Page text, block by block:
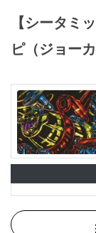
【シータミ
ピ（ジョーカ